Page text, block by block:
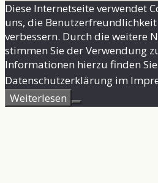
Diese Internetseite verwendet
uns, die
verbessern. Durch die weitere
stimmen Sie der Verwendung
Informationen hierzu finden
Datenschutzerklärung im
Weiterlesen